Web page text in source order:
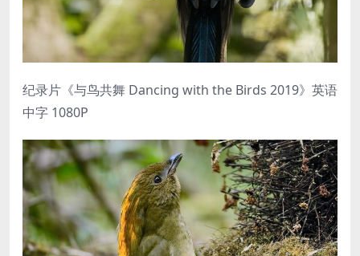
纪录片《与鸟共舞 Dancing with the Birds 2019》英语
中字 1080P